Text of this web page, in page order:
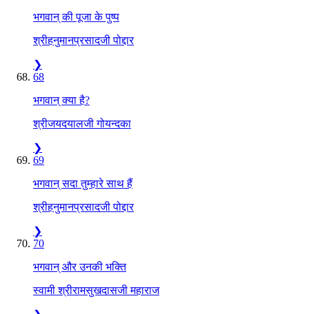
भगवान् की पूजा के पुष्प
श्रीहनुमानप्रसादजी पोद्दार
❯
68
भगवान् क्या है?
श्रीजयदयालजी गोयन्दका
❯
69
भगवान् सदा तुम्हारे साथ हैं
श्रीहनुमानप्रसादजी पोद्दार
❯
70
भगवान‍् और उनकी भक्ति
स्वामी श्रीरामसुखदासजी महाराज